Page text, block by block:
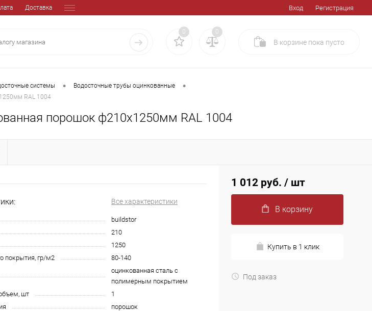
Доставка Вход Регистрация
0 0
В корзине пока пусто
системы • Водосточные трубы оцинкованные •
RAL 1004
порошок ф210х1250мм RAL 1004
Все характеристики
buildstor
210
1250
покрытия, гр/м2
80-140
оцинкованная сталь с
полимерным покрытием
шт
1
порошок
1 012 руб. / шт
В корзину
Купить в 1 клик
Под заказ